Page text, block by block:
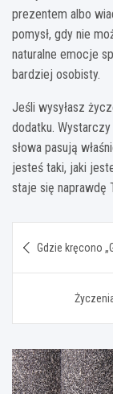
prezentem albo
pomysł, gdy nie
naturalne emocje
bardziej osobisty.
Jeśli wysyłasz
dodatku.
słowa pasują
jesteś taki, jaki
staje się naprawdę
wpisu
Gdzie kręcono